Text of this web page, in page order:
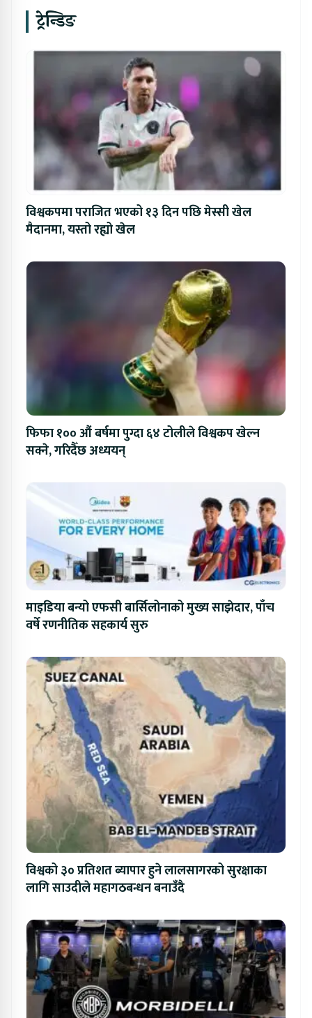
ट्रेन्डिङ
विश्वकपमा पराजित भएको १३ दिन पछि मेस्सी खेल
मैदानमा, यस्तो रह्यो खेल
फिफा १०० औं बर्षमा पुग्दा ६४ टोलीले विश्वकप खेल्न
सक्ने, गरिदैँछ अध्ययन्
माइडिया बन्यो एफसी बार्सिलोनाको मुख्य साझेदार, पाँच
वर्षे रणनीतिक सहकार्य सुरु
विश्वको ३० प्रतिशत ब्यापार हुने लालसागरको सुरक्षाका
लागि साउदीले महागठबन्धन बनाउँदै